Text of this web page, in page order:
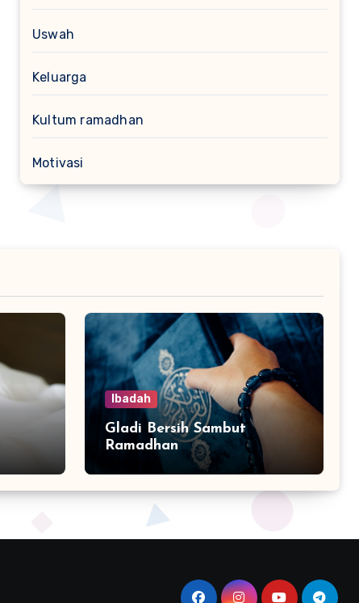
Uswah
Keluarga
Kultum ramadhan
Motivasi
Ibadah
Gladi Bersih Sambut
Ramadhan